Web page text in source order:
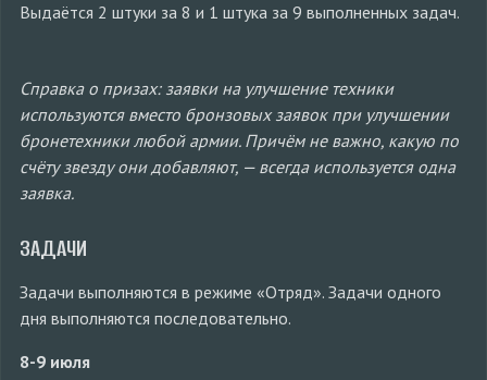
Выдаётся 2 штуки за 8 и 1 штука за 9 выполненных задач.
Справка о призах: заявки на улучшение техники
используются вместо бронзовых заявок при улучшении
бронетехники любой армии. Причём не важно, какую по
счёту звезду они добавляют, — всегда используется одна
заявка.
ЗАДАЧИ
Задачи выполняются в режиме «Отряд». Задачи одного
дня выполняются последовательно.
8-9 июля